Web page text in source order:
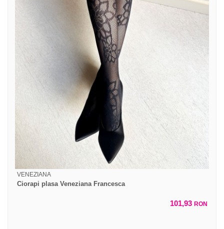
VENEZIANA
Ciorapi plasa Veneziana Francesca
101,93 RON